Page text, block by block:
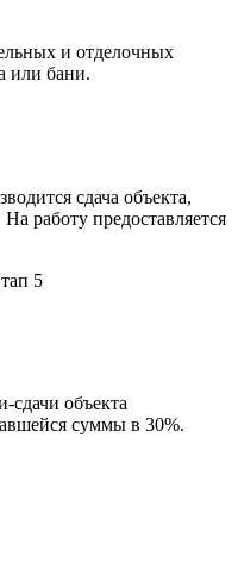
и отделочных
или бани.
сдача объекта,
работу предоставляется
5
сдачи объекта
суммы в 30%.